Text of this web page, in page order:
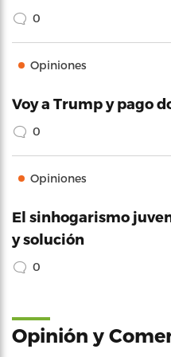
0
Opiniones
Voy a Trump y pago
0
Opiniones
El sinhogarismo
y solución
0
Opinión y